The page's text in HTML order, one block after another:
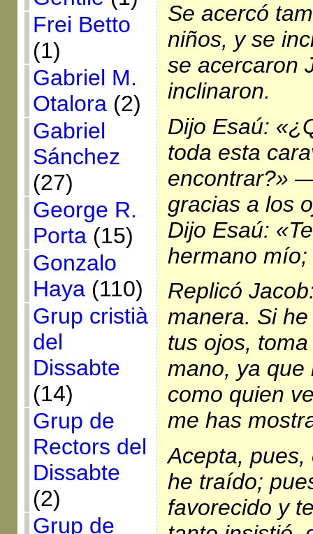
Frei Betto
(1)
Gabriel M.
Otalora(2)
Gabriel
Sánchez
(27)
George R.
Porta(15)
Gonzalo
Haya(110)
Grup cristià
del
Dissabte
(14)
Grup de
Rectors del
Dissabte
(2)
Grup de
Se acercó
niños, y se
se acercaron
inclinaron.
Dijo Esaú:
toda esta
encontrar?»
gracias a los
Dijo Esaú:
hermano
Replicó
manera. Si
tus ojos,
mano, ya que
como quien
me has
Acepta,
he traído;
favorecido y